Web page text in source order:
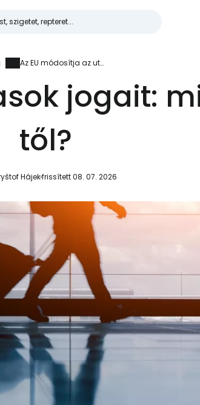
Az EU módosítja az utasok jogait: mi változik 2027-től?
jogait:
től?
Hájekfrissített 08. 07. 2026